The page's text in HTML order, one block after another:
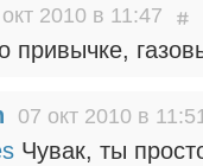
2010 в 11:47
привычке,
07 окт 2010 в
Чувак, ты